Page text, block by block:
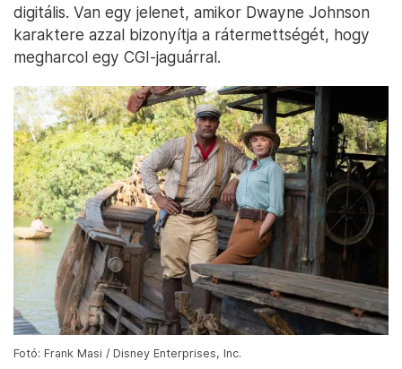
digitális. Van egy jelenet, amikor Dwayne Johnson
karaktere azzal bizonyítja a rátermettségét, hogy
megharcol egy CGI-jaguárral.
Fotó: Frank Masi / Disney Enterprises, Inc.